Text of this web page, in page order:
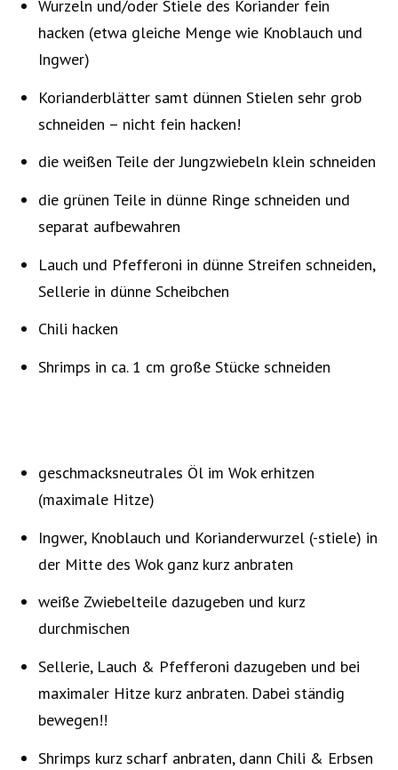
Wurzeln und/oder Stiele des Koriander fein
hacken (etwa gleiche Menge wie Knoblauch und
Ingwer)
Korianderblätter samt dünnen Stielen sehr grob
schneiden – nicht fein hacken!
die weißen Teile der Jungzwiebeln klein schneiden
die grünen Teile in dünne Ringe schneiden und
separat aufbewahren
Lauch und Pfefferoni in dünne Streifen schneiden,
Sellerie in dünne Scheibchen
Chili hacken
Shrimps in ca. 1 cm große Stücke schneiden
geschmacksneutrales Öl im Wok erhitzen
(maximale Hitze)
Ingwer, Knoblauch und Korianderwurzel (-stiele) in
der Mitte des Wok ganz kurz anbraten
weiße Zwiebelteile dazugeben und kurz
durchmischen
Sellerie, Lauch & Pfefferoni dazugeben und bei
maximaler Hitze kurz anbraten. Dabei ständig
bewegen!!
Shrimps kurz scharf anbraten, dann Chili & Erbsen